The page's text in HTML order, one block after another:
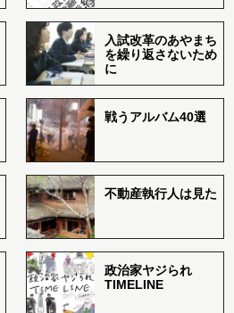
入試改革のあやまち
を繰り返さないため
に
戦うアルバム40選
不動産執行人は見た
政治家ヤジられ
TIMELINE